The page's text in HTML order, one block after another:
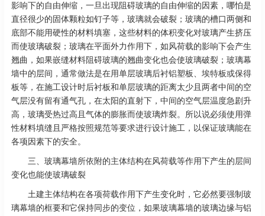
影响下的自由伸缩，一旦出现阻碍玻璃的自由伸缩的因素，哪怕是
直径很少的固体颗粒如钉子等，玻璃就会破裂；玻璃的槽口两侧和
底部不能用硬性的材料填塞，这些材料的体积变化对玻璃产生挤压
而使玻璃破裂；玻璃在平面外力作用下，如风荷载的影响下会产生
翘曲，如果嵌缝材料阻碍玻璃的翘曲变化也会使玻璃破裂；玻璃幕
墙中的层间，通常做法是在用单层玻璃后衬铝塑板、埃特板或保得
板等，在施工设计时后衬板和单层玻璃的距离太少且两者中间的空
气层没有留有通气孔，在太阳的直射下，中间的空气层温度急剧升
高，玻璃受热过高且气体的膨胀而使玻璃炸裂。所以说必须使用弹
性材料填缝且严格按照规范等要求进行设计施工，以保证玻璃能在
各项因素下的安全。
三、玻璃幕墙所依附的主体结构在风荷载等作用下产生的层间
变化也能使玻璃破裂
土建主体结构在各项荷载作用下产生变化时，它必然要强制玻
璃幕墙的框要和它保持同步的变位，如果玻璃幕墙的玻璃边缘与铝